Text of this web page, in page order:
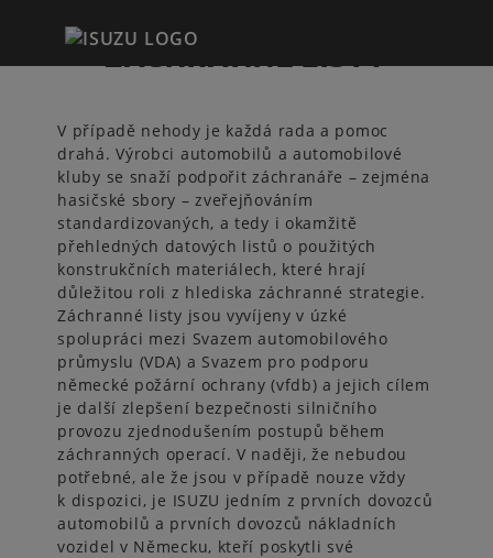
ZÁCHRANNÉ LISTY
V případě nehody je každá rada a pomoc
drahá. Výrobci automobilů a automobilové
kluby se snaží podpořit záchranáře – zejména
hasičské sbory – zveřejňováním
standardizovaných, a tedy i okamžitě
přehledných datových listů o použitých
konstrukčních materiálech, které hrají
důležitou roli z hlediska záchranné strategie.
Záchranné listy jsou vyvíjeny v úzké
spolupráci mezi Svazem automobilového
průmyslu (VDA) a Svazem pro podporu
německé požární ochrany (vfdb) a jejich cílem
je další zlepšení bezpečnosti silničního
provozu zjednodušením postupů během
záchranných operací. V naději, že nebudou
potřebné, ale že jsou v případě nouze vždy
k dispozici, je ISUZU jedním z prvních dovozců
automobilů a prvních dovozců nákladních
vozidel v Německu, kteří poskytli své